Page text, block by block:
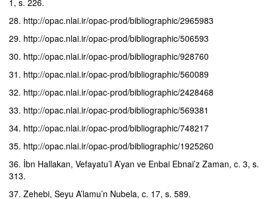
1, s. 226.
28. http://opac.nlai.ir/opac-prod/bibliographic/2965983
29. http://opac.nlai.ir/opac-prod/bibliographic/506593
30. http://opac.nlai.ir/opac-prod/bibliographic/928760
31. http://opac.nlai.ir/opac-prod/bibliographic/560089
32. http://opac.nlai.ir/opac-prod/bibliographic/2428468
33. http://opac.nlai.ir/opac-prod/bibliographic/569381
34. http://opac.nlai.ir/opac-prod/bibliographic/748217
35. http://opac.nlai.ir/opac-prod/bibliographic/1925260
36. İbn Hallakan, Vefayatu’l A’yan ve Enbai Ebnai’z Zaman, c. 3, s.
313.
37. Zehebi, Seyu A’lamu’n Nubela, c. 17, s. 589.